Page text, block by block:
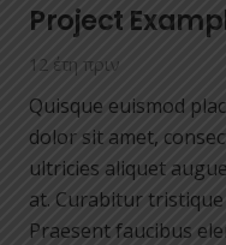
Project
12 έτη πριν
Quisque euismod
dolor sit amet,
ultricies aliquet
at. Curabitur
Praesent faucibus